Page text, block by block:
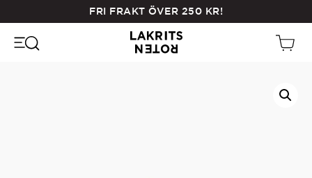
main
FRI FRAKT ÖVER 250 KR!